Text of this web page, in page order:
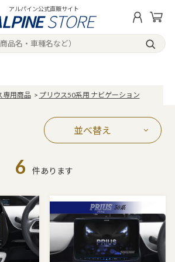
アルパイン公式直販サイト
専用商品 > プリウス50系用 ナビゲーション
並べ替え
6 件あります